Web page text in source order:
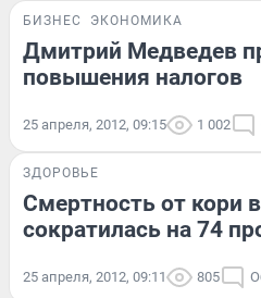
БИЗНЕС ЭКОНОМИКА
Дмитрий Медведев
повышения налогов
25 апреля, 2012, 09:15 1 002
ЗДОРОВЬЕ
Смертность от кори
сократилась на 74
25 апреля, 2012, 09:11 805